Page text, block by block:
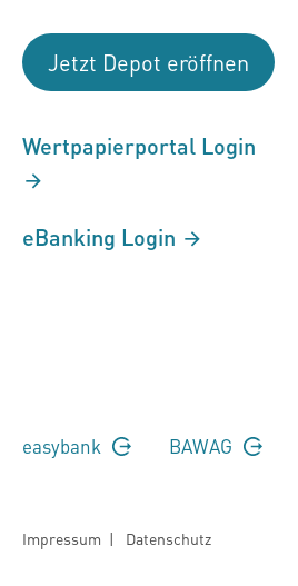
Jetzt Depot eröffnen
Wertpapierportal Login
eBanking Login
easybank BAWAG
Impressum | Datenschutz